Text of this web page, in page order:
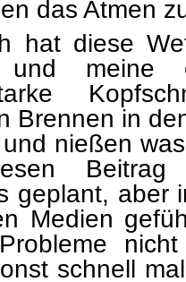
hat diese
und meine
Brennen in
nießen
geplant, aber
Medien
schnell